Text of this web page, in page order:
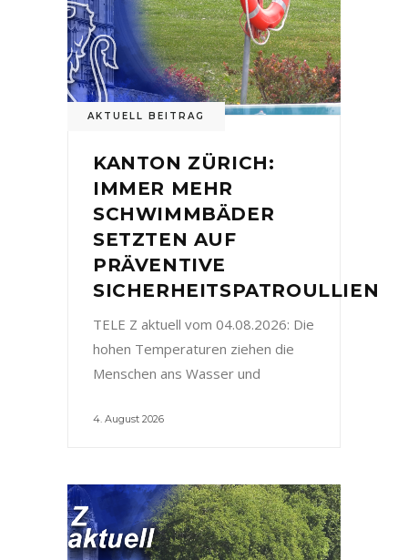
AKTUELL BEITRAG
KANTON ZÜRICH:
IMMER MEHR
SCHWIMMBÄDER
SETZTEN AUF
PRÄVENTIVE
SICHERHEITSPATROULLIEN
TELE Z aktuell vom 04.08.2026: Die
hohen Temperaturen ziehen die
Menschen ans Wasser und
4. August 2026